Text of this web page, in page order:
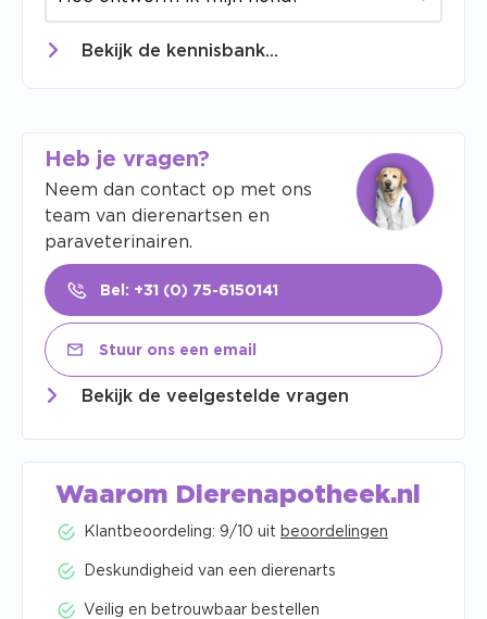
Bekijk de kennisbank...
Heb je vragen?
Neem dan contact op met ons
team van dierenartsen en
paraveterinairen.
Bel: +31 (0) 75-6150141
Stuur ons een email
Bekijk de veelgestelde vragen
Waarom Dierenapotheek.nl
Klantbeoordeling: 9/10 uit beoordelingen
Deskundigheid van een dierenarts
Veilig en betrouwbaar bestellen